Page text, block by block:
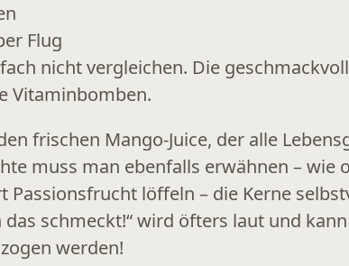
Flug
nicht vergleichen. Die
Vitaminbomben.
frischen Mango-Juice, der alle
muss man ebenfalls erwähnen – wie
löffeln – die Kerne
schmeckt!“ wird öfters laut und
werden!